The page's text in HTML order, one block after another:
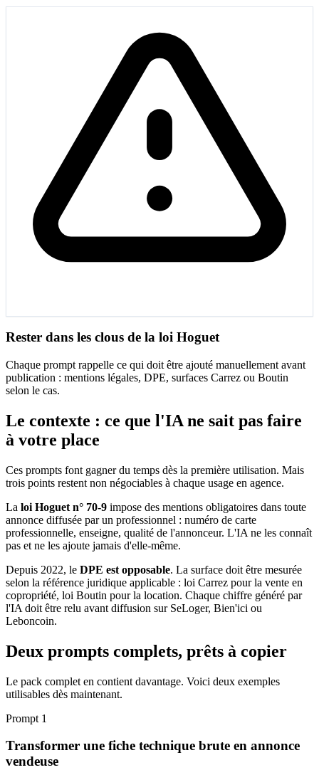
Rester dans les clous de la loi Hoguet
Chaque prompt rappelle ce qui doit être ajouté manuellement avant
publication : mentions légales, DPE, surfaces Carrez ou Boutin
selon le cas.
Le contexte : ce que l'IA ne sait pas faire
à votre place
Ces prompts font gagner du temps dès la première utilisation. Mais
trois points restent non négociables à chaque usage en agence.
La loi Hoguet n° 70-9 impose des mentions obligatoires dans toute
annonce diffusée par un professionnel : numéro de carte
professionnelle, enseigne, qualité de l'annonceur. L'IA ne les connaît
pas et ne les ajoute jamais d'elle-même.
Depuis 2022, le DPE est opposable. La surface doit être mesurée
selon la référence juridique applicable : loi Carrez pour la vente en
copropriété, loi Boutin pour la location. Chaque chiffre généré par
l'IA doit être relu avant diffusion sur SeLoger, Bien'ici ou
Leboncoin.
Deux prompts complets, prêts à copier
Le pack complet en contient davantage. Voici deux exemples
utilisables dès maintenant.
Prompt 1
Transformer une fiche technique brute en annonce
vendeuse